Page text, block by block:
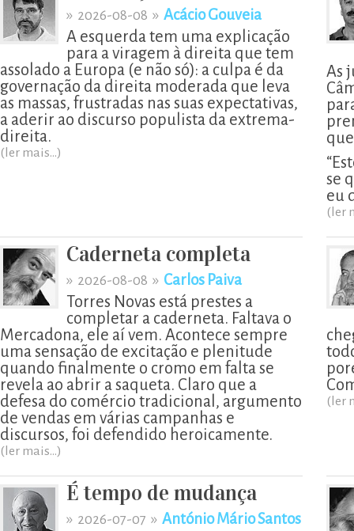
» 2026-08-08 » Acácio Gouveia
A esquerda tem uma explicação
para a viragem à direita que tem
assolado a Europa (e não só): a culpa é da
governação da direita moderada que leva
as massas, frustradas nas suas expectativas,
a aderir ao discurso populista da extrema-
direita.
(ler mais...)
As
se
eu
(ler
Caderneta completa
» 2026-08-08 » Carlos Paiva
Torres Novas está prestes a
completar a caderneta. Faltava o
Mercadona, ele aí vem. Acontece sempre
uma sensação de excitação e plenitude
quando finalmente o cromo em falta se
revela ao abrir a saqueta. Claro que a
defesa do comércio tradicional, argumento
de vendas em várias campanhas e
discursos, foi defendido heroicamente.
(ler mais...)
(ler
É tempo de mudança
» 2026-07-07 » António Mário Santos